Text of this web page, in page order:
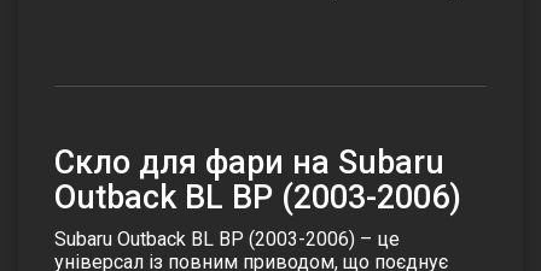
Скло для фари на Subaru
Outback BL BP (2003-2006)
Subaru Outback BL BP (2003-2006) – це
універсал із повним приводом, що поєднує